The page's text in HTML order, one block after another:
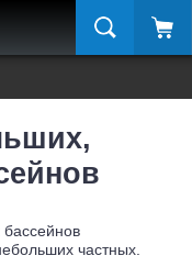
частных.